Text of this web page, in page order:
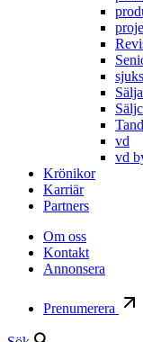
vd
vd
Krönikor
Karriär
Partners
Om oss
Kontakt
Annonsera
Prenumerera